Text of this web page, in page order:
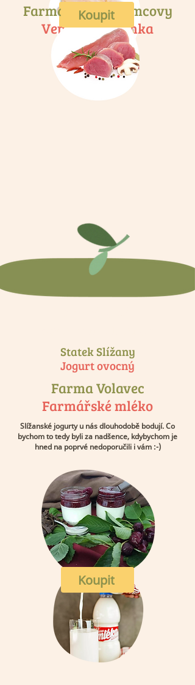
Koupit
Farma rodiny Němcovy
Vepřová panenka
Koupit
Statek Slížany
Jogurt ovocný
Farma Volavec
Farmářské mléko
Slížanské jogurty u nás dlouhodobě bodují. Co
bychom to tedy byli za nadšence, kdybychom je
hned na poprvé nedoporučili i vám :-)
Koupit
Koupit